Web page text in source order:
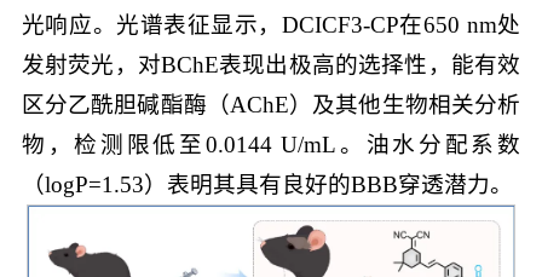
光响应。光谱表征显示，DCICF3-CP在650 nm处
发射荧光，对BChE表现出极高的选择性，能有效
区分乙酰胆碱酯酶（AChE）及其他生物相关分析
物，检测限低至0.0144 U/mL。油水分配系数
（logP=1.53）表明其具有良好的BBB穿透潜力。